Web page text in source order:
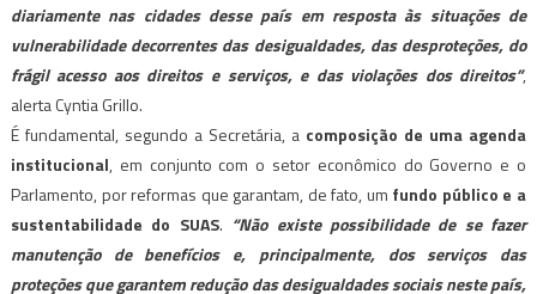
diariamente nas cidades desse país em resposta às situações de
vulnerabilidade decorrentes das desigualdades, das desproteções, do
frágil acesso aos direitos e serviços, e das violações dos direitos”,
alerta Cyntia Grillo.
É fundamental, segundo a Secretária, a composição de uma agenda
institucional, em conjunto com o setor econômico do Governo e o
Parlamento, por reformas que garantam, de fato, um fundo público e a
sustentabilidade do SUAS. “Não existe possibilidade de se fazer
manutenção de benefícios e, principalmente, dos serviços das
proteções que garantem redução das desigualdades sociais neste país,